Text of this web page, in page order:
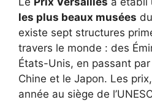
les plus beaux musées
existe sept structures
travers le monde : des
États-Unis, en passant par
Chine et le Japon. Les
année au siège de